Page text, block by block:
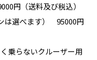
円（送料及び税込）
は選べます） 95000円
乗らないクルーザー用